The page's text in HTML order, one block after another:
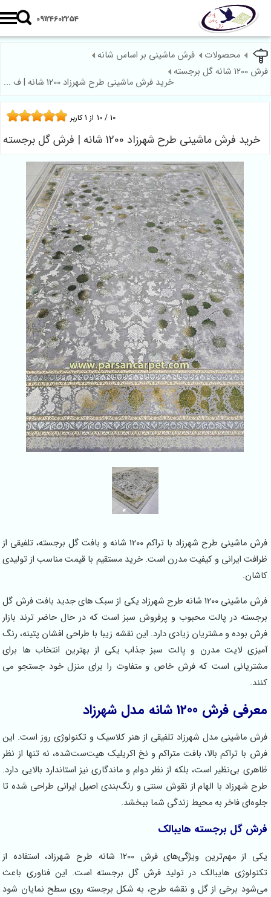
09124602254
محصولات
فرش ماشینی بر اساس شانه
شانه گل برجسته
خرید فرش ماشینی طرح شهرزاد 1200 شانه | ف ...
خرید فرش ماشینی طرح شهرزاد 1200 شانه | فرش گل برجسته
10 / از 1کاربر
فرش ماشینی طرح شهرزاد با تراکم 1200 شانه و بافت گل برجسته، تلفیقی از
ایرانی و کیفیت مدرن است. خرید مستقیم با قیمت مناسب از تولیدی
فرش ماشینی 1200 شانه طرح شهرزاد یکی از سبک های جدید بافت فرش گل
در پالت محبوب و پرفروش سبز است که در حال حاضر ترند بازار
بوده و مشتریان زیادی دارد. این نقشه زیبا با طراحی افشان پتینه، رنگ
لایت مدرن و پالت سبز جذاب یکی از بهترین انتخاب ها برای
است که فرش خاص و متفاوت را برای منزل خود جستجو می
فرش 1200 شانه مدل شهرزاد
ماشینی مدل شهرزاد تلفیقی از هنر کلاسیک و تکنولوژی روز است. این
با تراکم بالا، بافت متراکم و نخ‌ اکریلیک هیت‌ست‌شده، نه تنها از نظر
بی‌نظیر است، بلکه از نظر دوام و ماندگاری نیز استاندارد بالایی دارد.
شهرزاد با الهام از نقوش سنتی و رنگ‌بندی اصیل ایرانی طراحی شده تا
فاخر به محیط زندگی شما ببخشد.
گل برجسته هایبالک
یکی از مهم‌ترین ویژگی‌های فرش 1200 شانه طرح شهرزاد، استفاده از
هایبالک در تولید فرش گل برجسته است. این فناوری باعث
برخی از گل و نقشه طرح، به شکل برجسته روی سطح نمایان شود